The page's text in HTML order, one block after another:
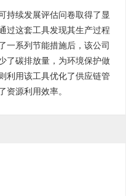
持续发展评估问卷取得了显
过这套工具发现其生产过程
一系列节能措施后，该公司
了碳排放量，为环境保护做
利用该工具优化了供应链管
资源利用效率。